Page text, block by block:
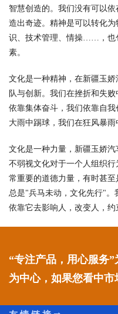
智慧创造的。我们没有可以
造出奇迹。精神是可以转化
识、技术管理、情操……，也
素。
文化是一种精神，在新疆玉
队与创新。我们在挫折和失
依靠集体奋斗，我们依靠自
大雨中踢球，我们在狂风暴
文化是一种力量，新疆玉娇
不弱视文化对于一个人组织
常重要的道德力量，有时甚
总是"兵马未动，文化先行"。
依靠它去影响人，改变人，约
“专注产品，用心服务
为中心，如果您看中市